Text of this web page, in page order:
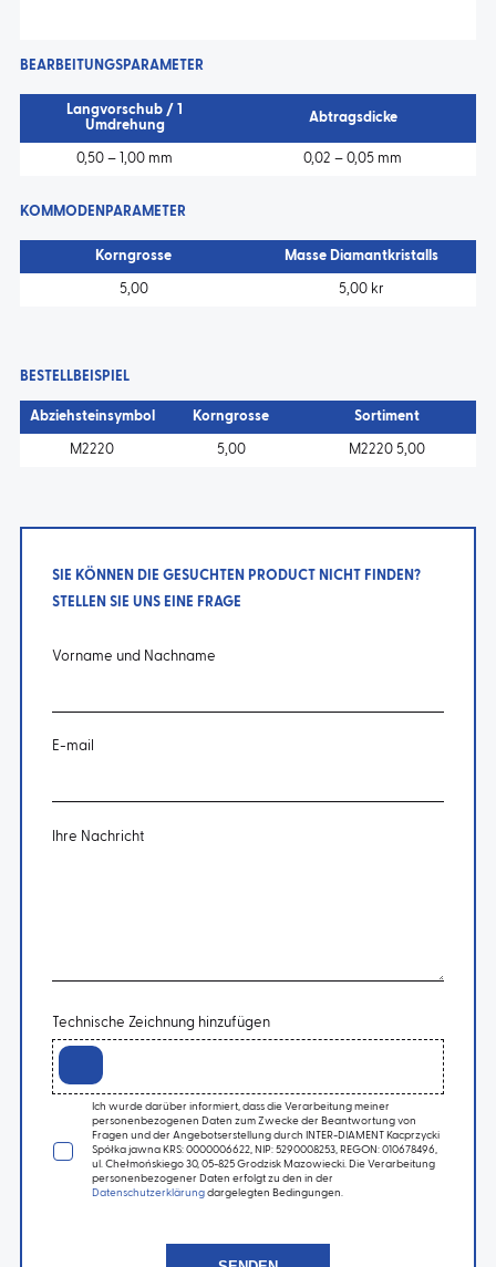
BEARBEITUNGSPARAMETER
Langvorschub / 1
Umdrehung
Abtragsdicke
0,50 – 1,00 mm 0,02 – 0,05 mm
KOMMODENPARAMETER
Korngrosse Masse Diamantkristalls
5,00 5,00 kr
BESTELLBEISPIEL
Abziehsteinsymbol Korngrosse Sortiment
M2220 5,00 M2220 5,00
SIE KÖNNEN DIE GESUCHTEN PRODUCT NICHT FINDEN?
STELLEN SIE UNS EINE FRAGE
Vorname und Nachname
E-mail
Ihre Nachricht
Technische Zeichnung hinzufügen
Ich wurde darüber informiert, dass die Verarbeitung meiner
personenbezogenen Daten zum Zwecke der Beantwortung von
Fragen und der Angebotserstellung durch INTER-DIAMENT Kacprzycki
Spółka jawna KRS: 0000006622, NIP: 5290008253, REGON: 010678496,
ul. Chełmońskiego 30, 05-825 Grodzisk Mazowiecki. Die Verarbeitung
personenbezogener Daten erfolgt zu den in der
Datenschutzerklärungdargelegten Bedingungen.